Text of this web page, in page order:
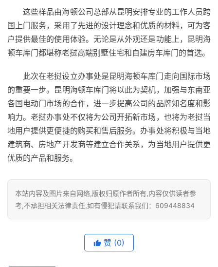
卧
室
卫
生
间
门
院
这些样品由海顿公司总部从昆明安排专业的工作人员跨
国上门服务，采用了先进的设计理念和优质的材料，可为客
户提供最佳的使用体验。无论是从外观还是功能上，昆明海
顿车库门都堪称老挝高端别墅住宅和自建房车库门的首选。
此次在老挝设立办事处是昆明海顿车库门走向国际市场
的重要一步。昆明海顿车库门将以此为契机，加强与东南亚
各国电动门市场的合作，进一步提高公司的品牌知名度和影
响力。老挝办事处不仅将为公司开拓新市场，也将为老挝当
地用户提供更便捷的购买和售后服务。办事处将积极与当地
建筑商、房地产开发商等建立合作关系，为当地用户提供更
优质的产品和服务。
本站内容及图片来自网络,版权归原作者所有,内容仅供读者参
考,不承担相关法律责任,如有侵犯请联系我们：609448834
赞 (0)